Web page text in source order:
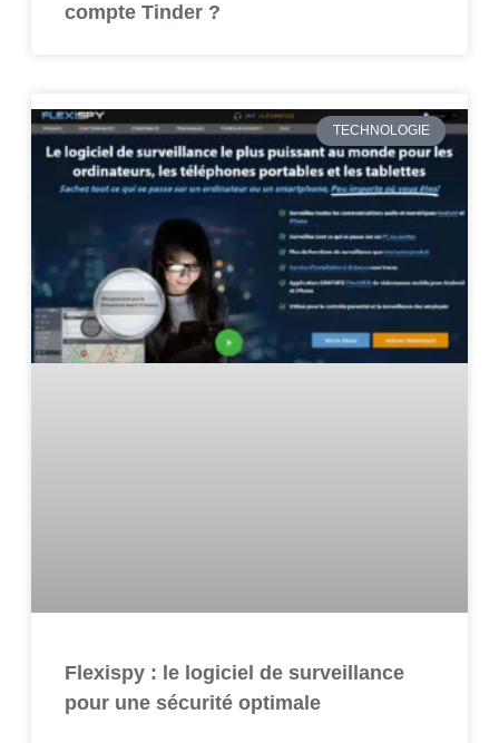
compte Tinder ?
TECHNOLOGIE
Flexispy : le logiciel de surveillance
pour une sécurité optimale